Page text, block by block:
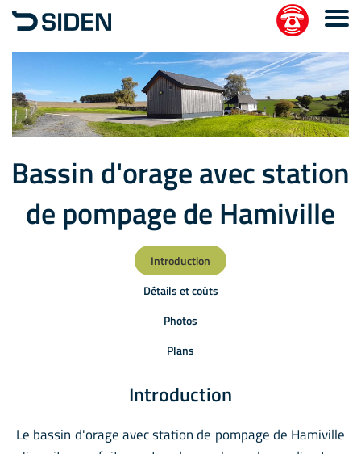
Bassin d'orage avec station
de pompage de Hamiville
Introduction
Détails et coûts
Photos
Plans
Introduction
Le bassin d'orage avec station de pompage de Hamiville